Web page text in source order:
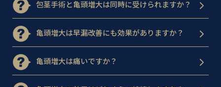
包茎手術と亀頭増大は同時に受けられますか？
亀頭増大は早漏改善にも効果がありますか？
亀頭増大は痛いですか？